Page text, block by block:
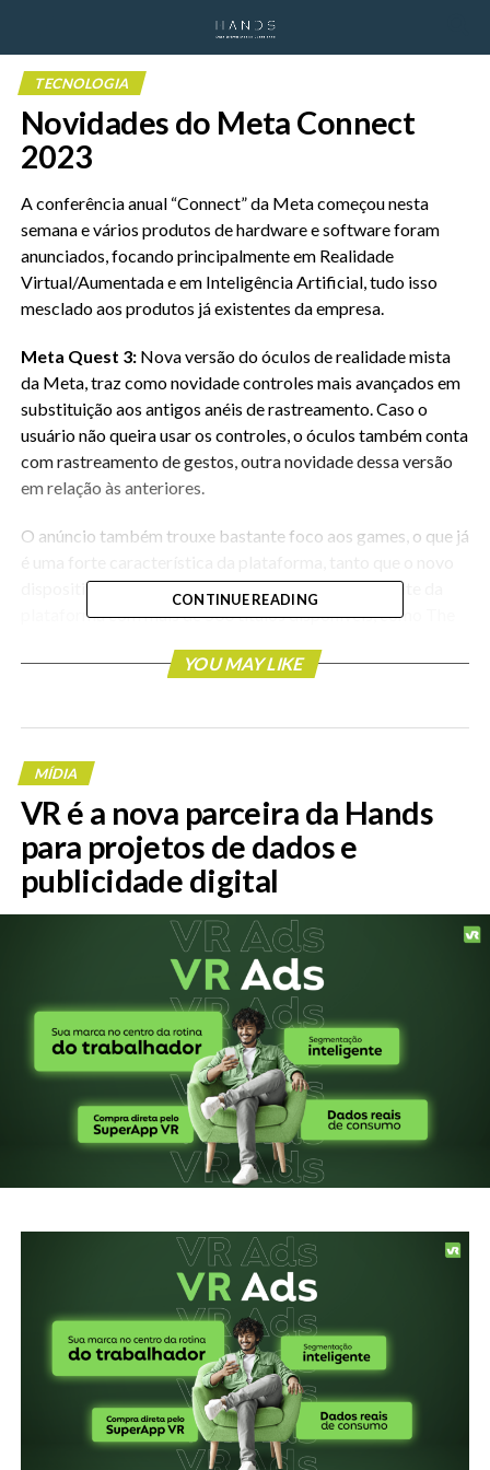
TECNOLOGIA
Novidades do Meta Connect
2023
A conferência anual “Connect” da Meta começou nesta
semana e vários produtos de hardware e software foram
anunciados, focando principalmente em Realidade
Virtual/Aumentada e em Inteligência Artificial, tudo isso
mesclado aos produtos já existentes da empresa.
Meta Quest 3:Nova versão do óculos de realidade mista
da Meta, traz como novidade controles mais avançados em
substituição aos antigos anéis de rastreamento. Caso o
usuário não queira usar os controles, o óculos também conta
com rastreamento de gestos, outra novidade dessa versão
em relação às anteriores.
O anúncio também trouxe bastante foco aos games, o que já
dispositivo é compatível com a biblioteca já existente da
plataforma com mais de 500 títulos disponíveis, como The
Things em RV entre outros. O Meta Quest 3 já está
Ray-Ban Meta Smart Glasses:Óculos inteligentes com
capacidade de live streaming e alta customização no
modelo do aparelho.
Dois módulos circulares serão posicionados nas laterais de
luz LED que se acende para informar aos outros que você
está gravando. Você terá a capacidade de transmitir ao vivo
para seus amigos e seguidores diretamente dos óculos.
Você terá à sua disposição mais de 150 opções de
personalização, considerando a cor da armação, o estilo e as
lentes. Pré-encomendas já estão disponíveis em
determinados mercados, com preços começando em US$
299 para lentes padrão.
CONTINUE READING
YOU MAY LIKE
MÍDIA
VR é a nova parceira da Hands
para projetos de dados e
publicidade digital